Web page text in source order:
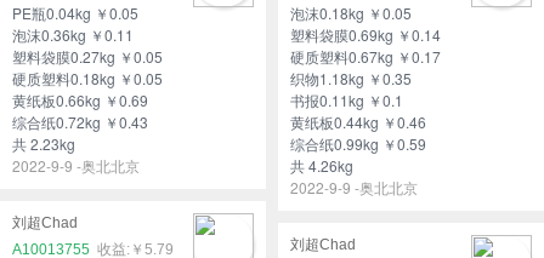
PE瓶0.04kg ￥0.05
泡沫0.36kg ￥0.11
塑料袋膜0.27kg ￥0.05
硬质塑料0.18kg ￥0.05
黄纸板0.66kg ￥0.69
综合纸0.72kg ￥0.43
共 2.23kg
2022-9-9 -奥北北京
泡沫0.18kg ￥0.05
塑料袋膜0.69kg ￥0.14
硬质塑料0.67kg ￥0.17
织物1.18kg ￥0.35
书报0.11kg ￥0.1
黄纸板0.44kg ￥0.46
综合纸0.99kg ￥0.59
共 4.26kg
2022-9-9 -奥北北京
刘超Chad
A10013755
￥5.79
刘超Chad